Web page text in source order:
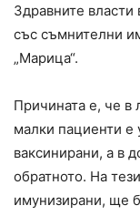
Здравните власти
със съмнителни
„Марица“.
Причината е, че в
малки пациенти е
ваксинирани, а в
обратното. На
имунизирани, ще